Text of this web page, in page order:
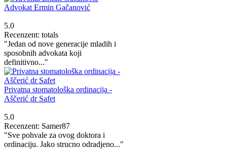
Advokat Ermin Gačanović
5.0
Recenzent: totals
"Jedan od nove generacije mladih i
sposobnih advokata koji
definitivno..."
Privatna stomatološka ordinacija -
Aščerić dr Safet
5.0
Recenzent: Samer87
"Sve pohvale za ovog doktora i
ordinaciju. Jako strucno odradjeno..."